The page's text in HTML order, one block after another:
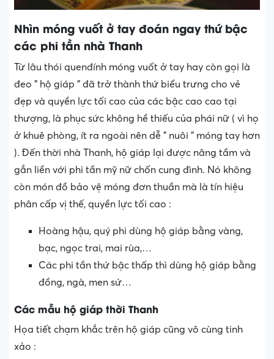
Nhìn móng vuốt ở tay đoán ngay thứ bậc
các phi tần nhà Thanh
Từ lâu thói quenđính móng vuốt ở tay hay còn gọi là
đeo ” hộ giáp ” đã trở thành thứ biểu trưng cho vẻ
đẹp và quyền lực tối cao của các bậc cao cao tại
thượng, là phục sức không hề thiếu của phái nữ ( vì họ
ở khuê phòng, ít ra ngoài nên dễ ” nuôi ” móng tay hơn
). Đến thời nhà Thanh, hộ giáp lại được nâng tầm và
gắn liền với phi tần mỹ nữ chốn cung đình. Nó không
còn món đồ bảo vệ móng đơn thuần mà là tín hiệu
phân cấp vị thế, quyền lực tối cao :
Hoàng hậu, quý phi dùng hộ giáp bằng vàng,
bạc, ngọc trai, mai rùa,…
Các phi tần thứ bậc thấp thì dùng hộ giáp bằng
đồng, ngà, men sứ…
Các mẫu hộ giáp thời Thanh
Họa tiết chạm khắc trên hộ giáp cũng vô cùng tinh
xảo :